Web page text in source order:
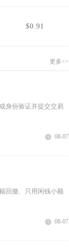
$0.91
更多>>
身份验证并提交交易
08-07
回撤、只用闲钱小额
08-07